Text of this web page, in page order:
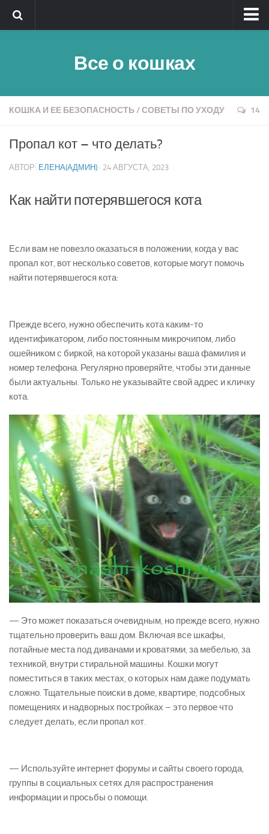
Обратная связь
Быстрый поиск
Реклама
Все о кошках
КОШКА И ЕЕ БЕЗОПАСНОСТЬ/СОВЕТЫ ПО УХОДУ 14
Пропал кот – что делать?
АВТОР: ЕЛЕНА(АДМИН) · 24 АВГУСТА, 2023
Как найти потерявшегося кота
Если вам не повезло оказаться в положении, когда у вас
пропал кот, вот несколько советов, которые могут помочь
найти потерявшегося кота:
Прежде всего, нужно обеспечить кота каким-то
идентификатором, либо постоянным микрочипом, либо
ошейником с биркой, на которой указаны ваша фамилия и
номер телефона. Регулярно проверяйте, чтобы эти данные
были актуальны. Только не указывайте свой адрес и кличку
кота.
— Это может показаться очевидным, но прежде всего, нужно
тщательно проверить ваш дом. Включая все шкафы,
потайные места под диванами и кроватями, за мебелью, за
техникой, внутри стиральной машины. Кошки могут
поместиться в таких местах, о которых нам даже подумать
сложно. Тщательные поиски в доме, квартире, подсобных
помещениях и надворных постройках – это первое что
следуетделать, если пропал кот.
— Используйте интернет форумы и сайты своего города,
группы в социальных сетях для распространения
информации и просьбы о помощи.